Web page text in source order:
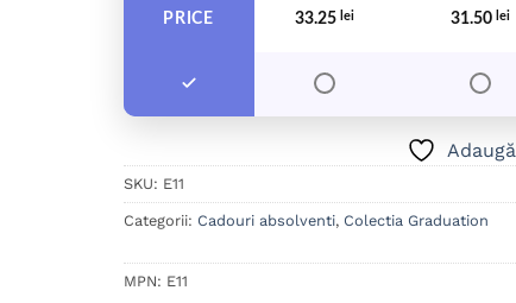
PRICE 33.25 lei 31.50 lei
SKU: E11
Categorii: Cadouri absolventi, Colectia Graduation
MPN: E11